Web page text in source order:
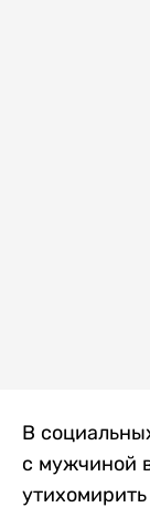
В
с мужчиной